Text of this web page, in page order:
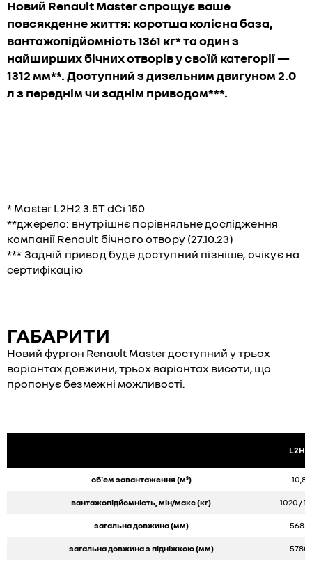
Новий Renault Master спрощує ваше
повсякденне життя: коротша колісна база,
вантажопідйомність 1361 кг* та один з
найширших бічних отворів у своїй категорії —
1312 мм**. Доступний з дизельним двигуном 2.0
л з переднім чи заднім приводом***.
* Master L2H2 3.5T dCi 150
**джерело: внутрішнє порівняльне дослідження
компанії Renault бічного отвору (27.10.23)
*** Задній привод буде доступний пізніше, очікує на
сертифікацію
ГАБАРИТИ
Новий фургон Renault Master доступний у трьох
варіантах довжини, трьох варіантах висоти, що
пропонує безмежні можливості.
L2H2
об'єм завантаження (м³) 10,8
вантажопідйомність, мін/макс (кг) 1020 /
загальна довжина (мм) 5685
загальна довжина з підніжкою (мм) 5780